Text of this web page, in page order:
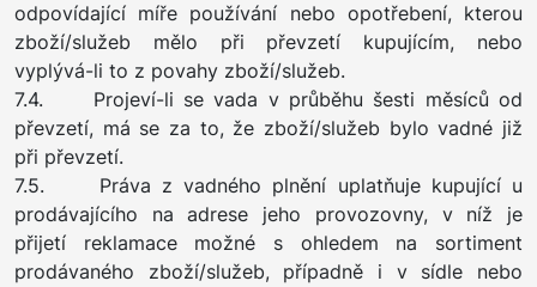
odpovídající míře používání nebo opotřebení, kterou
zboží/služeb mělo při převzetí kupujícím, nebo
vyplývá-li to z povahy zboží/služeb.
7.4. Projeví-li se vada v průběhu šesti měsíců od
převzetí, má se za to, že zboží/služeb bylo vadné již
při převzetí.
7.5. Práva z vadného plnění uplatňuje kupující u
prodávajícího na adrese jeho provozovny, v níž je
přijetí reklamace možné s ohledem na sortiment
prodávaného zboží/služeb, případně i v sídle nebo